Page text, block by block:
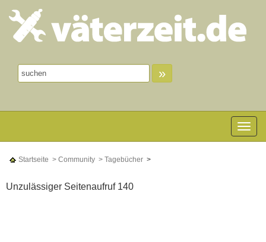
»
Toggle
Startseite > Community > Tagebücher >
Unzulässiger Seitenaufruf 140